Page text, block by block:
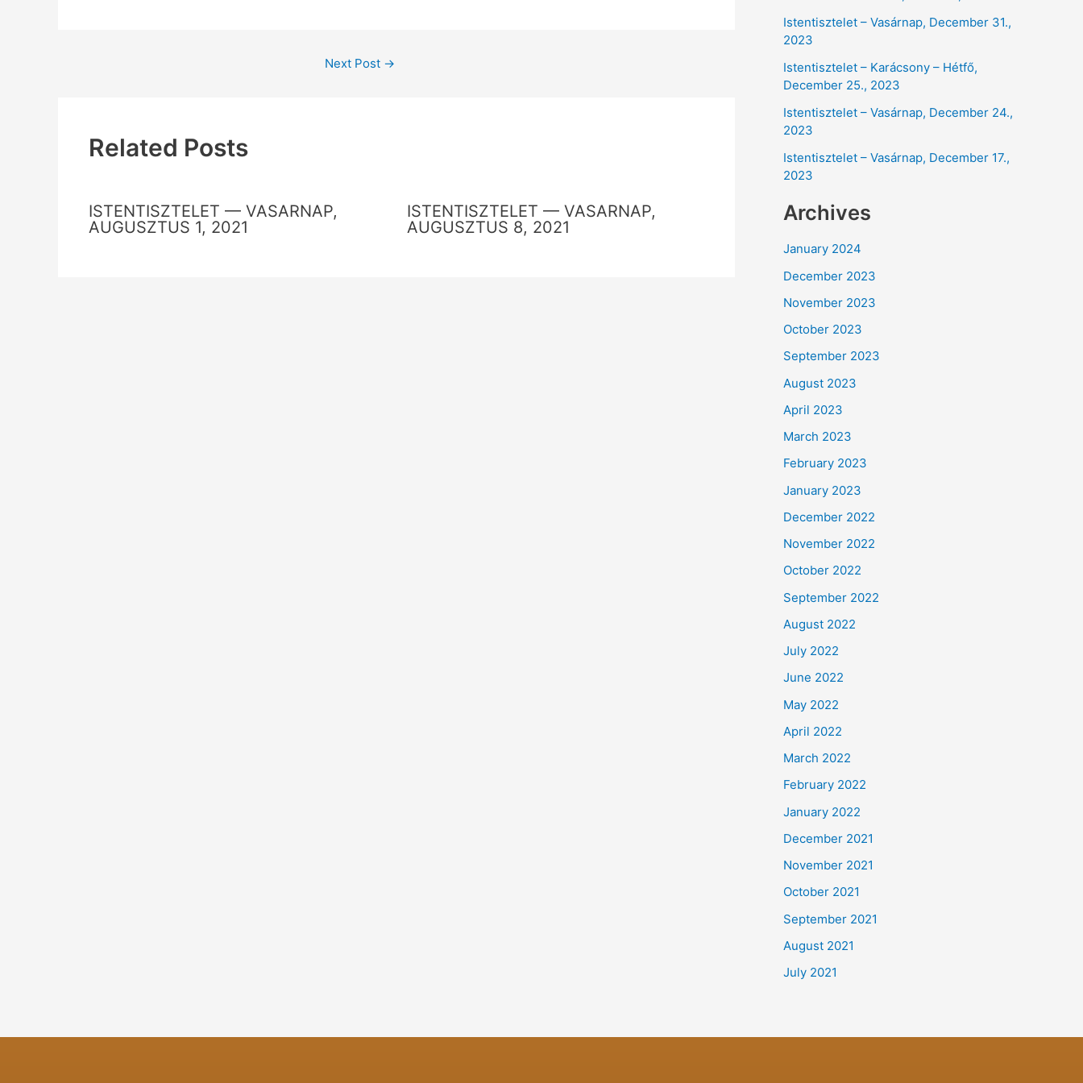
Next Post →
Related Posts
ISTENTISZTELET — VASARNAP,
AUGUSZTUS 1, 2021
ISTENTISZTELET — VASARNAP,
AUGUSZTUS 8, 2021
Istentisztelet – Vasárnap, December 31.,
2023
Istentisztelet – Karácsony – Hétfő,
December 25., 2023
Istentisztelet – Vasárnap, December 24.,
2023
Istentisztelet – Vasárnap, December 17.,
2023
Archives
January 2024
December 2023
November 2023
October 2023
September 2023
August 2023
April 2023
March 2023
February 2023
January 2023
December 2022
November 2022
October 2022
September 2022
August 2022
July 2022
June 2022
May 2022
April 2022
March 2022
February 2022
January 2022
December 2021
November 2021
October 2021
September 2021
August 2021
July 2021